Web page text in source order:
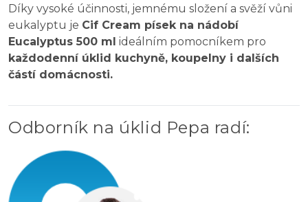
Díky vysoké účinnosti, jemnému složení a svěží vůni
eukalyptu je Cif Cream písek na nádobí
Eucalyptus 500 ml ideálním pomocníkem pro
každodenní úklid kuchyně, koupelny i dalších
částí domácnosti.
Odborník na úklid Pepa radí: